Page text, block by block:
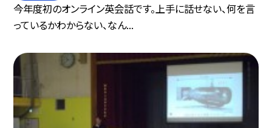
今年度初のオンライン英会話です。上手に話せない、何を言
っているかわからない、なん...